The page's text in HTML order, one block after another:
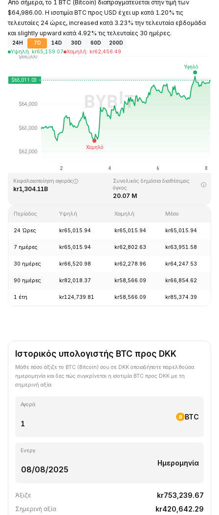
Από σήμερα, το 1 BTC (Bitcoin) διαπραγματεύεται στην τιμή των
$64,986.00. Η ισοτιμία BTC προς USD έχει up κατά 1.20% τις
τελευταίες 24 ώρες, increased κατά 3.23% την τελευταία εβδομάδα
και slightly upward κατά 4.92% τις τελευταίες 30 ημέρες.
24H 7D 14D 30D 60D
200D
Υψηλή: kr65,159.07 Χαμηλή: kr62,456.49
Τελευταία ενημέρωση στις: 2026-08-08, 04:05 GMT+0
Κεφαλαιοποίηση αγοράς
kr1,304.11B
Συνολικός δημόσια διαθέσιμος
όγκος
20.07 M
Περίοδος Υψηλή Χαμηλή Μέσο
24 Ώρες kr65,015.94 kr65,015.94 kr65,015.94
7 ημέρες kr65,015.94 kr62,802.63 kr63,951.58
30 ημέρες kr66,520.98 kr62,278.96 kr64,247.53
90 ημέρες kr82,018.37 kr58,566.09 kr66,854.62
1 έτη kr124,739.81 kr58,566.09 kr85,374.39
Ιστορικός υπολογιστής BTC προς DKK
Μάθε πόσο άξιζε το BTC (Bitcoin) σου σε DKK οποιαδήποτε παρελθούσα
ημερομηνία και δες πώς συγκρίνεται η ισοτιμία BTC προς DKK με τη
σημερινή αξία.
Αγορά
BTC
Ενεργ.
Ημερομηνία
Άξιζε kr753,239.67
Σημερινή αξία kr420,642.29